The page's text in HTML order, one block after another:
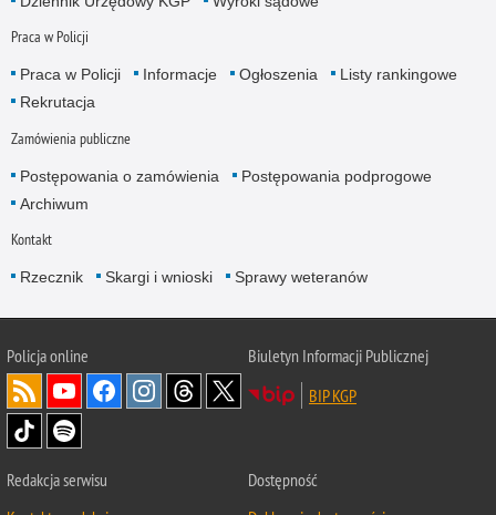
Praca w Policji
Praca w Policji Informacje Ogłoszenia
Listy rankingowe
Rekrutacja
Zamówienia publiczne
Postępowania o zamówienia
Postępowania podprogowe
Archiwum
Kontakt
Rzecznik Skargi i wnioski Sprawy weteranów
Policjaonline
Biuletyn Informacji Publicznej
BIP KGP
Redakcja serwisu
Dostępność